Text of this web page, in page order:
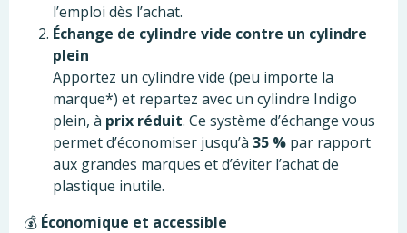
l’emploi dès l’achat.
Échange de cylindre vide contre un cylindre
plein
Apportez un cylindre vide (peu importe la
marque*) et repartez avec un cylindre Indigo
plein, à prix réduit. Ce système d’échange vous
permet d’économiser jusqu’à 35 % par rapport
aux grandes marques et d’éviter l’achat de
plastique inutile.
💰 Économique et accessible